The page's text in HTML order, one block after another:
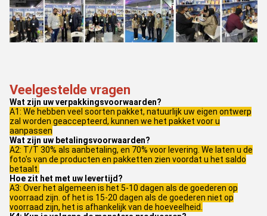
Veelgestelde vragen
Wat zijn uw verpakkingsvoorwaarden?
A1: We hebben veel soorten pakket, natuurlijk uw eigen ontwerp
zal worden geaccepteerd, kunnen we het pakket voor u
aanpassen
Wat zijn uw betalingsvoorwaarden?
A2: T/T 30% als aanbetaling, en 70% voor levering. We laten u de
foto's van de producten en pakketten zien voordat u het saldo
betaalt.
Hoe zit het met uw levertijd?
A3: Over het algemeen is het 5-10 dagen als de goederen op
voorraad zijn. of het is 15-20 dagen als de goederen niet op
voorraad zijn, het is afhankelijk van de hoeveelheid.